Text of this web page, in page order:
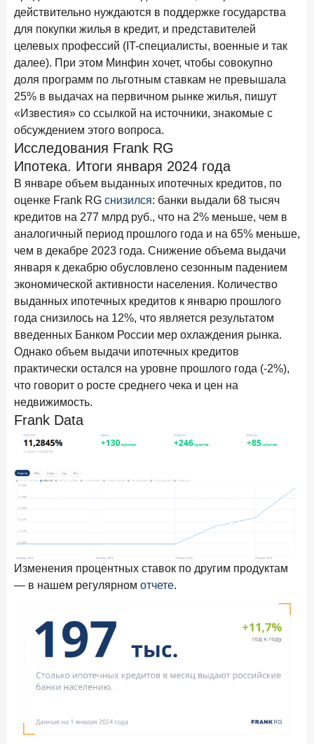
15 апреля 2026 года ИССЛЕДОВАНИЕ
Рынок подписок 2026: от гонки за объёмами к битве за
привычку
15 апреля 2026 года ИССЛЕДОВАНИЕ
Маркетинговые акции брокеров: обзор механик и
трендов
10 апреля 2026 года
ДНК современного ипотечного клиента
7 апреля 2026 года ИССЛЕДОВАНИЕ
По итогам марта 2026 года объем выдач кредитов
составил 925,7 млрд руб.
26 марта 2026 года ИССЛЕДОВАНИЕ
Не экосистемой единой: как пользователи
распределяют подписки
25 марта 2026 года ИССЛЕДОВАНИЕ
Ипотека. Итоги работы крупнейших ипотечных банков
в феврале 2026 года
18 марта 2026 года ИССЛЕДОВАНИЕ
Банки начали снижать ставки по вкладам еще до
решения ЦБ
16 марта 2026 года
Frank RG объявила победителей кейс-чемпионата
2026 года
Банки ускорили работу с претензиями
Рассылка Frank RG
Итоги недели, наша трактовка основных событий
на банковском рынке
Я согласен с условиями обработки данных
Куда уходят деньги? Frank RG исследует рынок
вкладов
действительно нуждаются в поддержке государства
для покупки жилья в кредит, и представителей
целевых профессий (IT-специалисты, военные и так
далее). При этом Минфин хочет, чтобы совокупно
доля программ по льготным ставкам не превышала
25% в выдачах на первичном рынке жилья, пишут
«Известия» со ссылкой на источники, знакомые с
обсуждением этого вопроса.
Исследования Frank RG
Ипотека. Итоги января 2024 года
В январе объем выданных ипотечных кредитов, по
оценке Frank RG снизился: банки выдали 68 тысяч
кредитов на 277 млрд руб., что на 2% меньше, чем в
аналогичный период прошлого года и на 65% меньше,
чем в декабре 2023 года. Снижение объема выдачи
января к декабрю обусловлено сезонным падением
экономической активности населения. Количество
выданных ипотечных кредитов к январю прошлого
года снизилось на 12%, что является результатом
введенных Банком России мер охлаждения рынка.
Однако объем выдачи ипотечных кредитов
практически остался на уровне прошлого года (-2%),
что говорит о росте среднего чека и цен на
недвижимость.
Frank Data
Изменения процентных ставок по другим продуктам
— в нашем регулярном отчете.